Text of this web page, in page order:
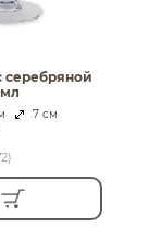
серебряной
7 см